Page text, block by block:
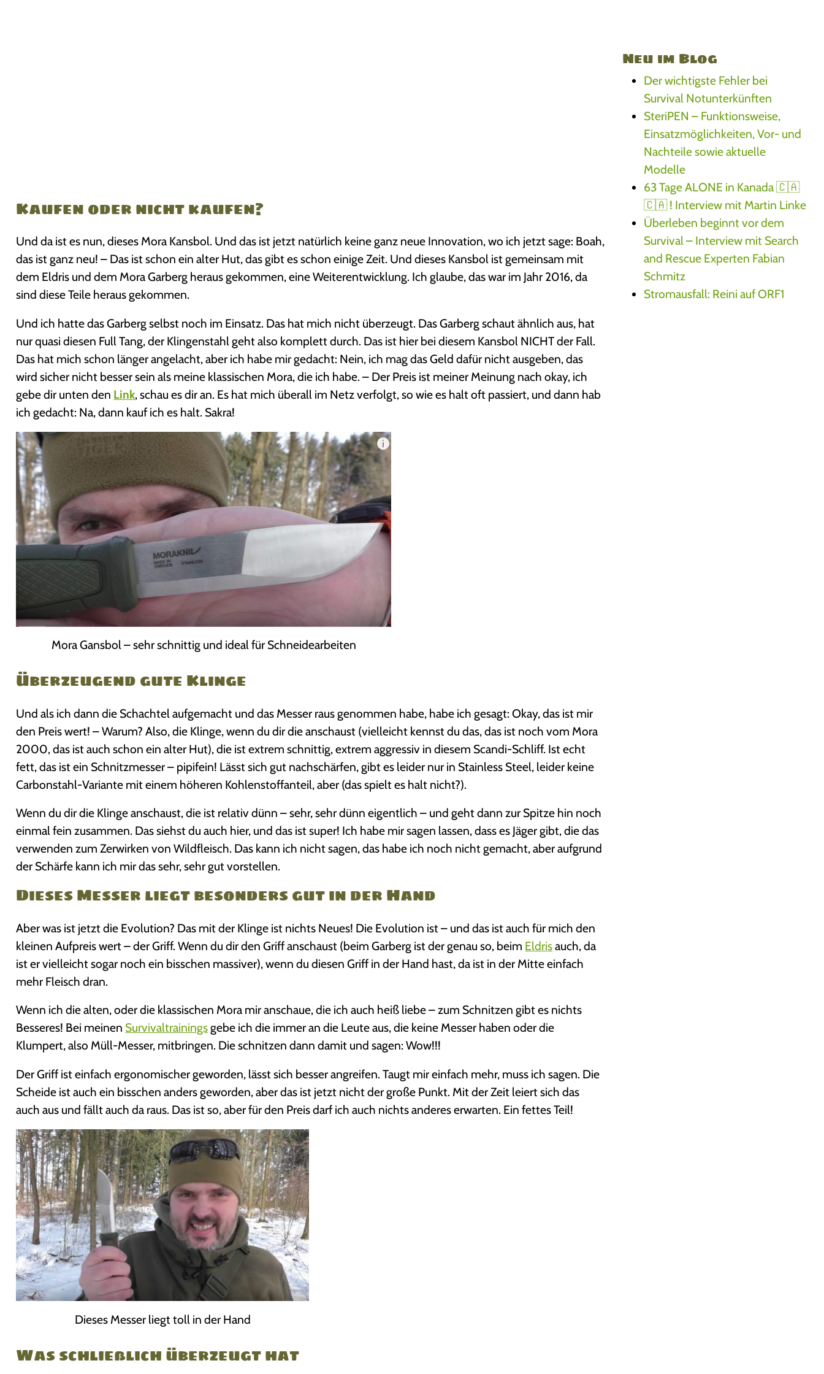
Kaufen oder nicht kaufen?
Und da ist es nun, dieses Mora Kansbol. Und das ist jetzt natürlich keine ganz neue Innovation, wo ich jetzt sage: Boah,
das ist ganz neu! – Das ist schon ein alter Hut, das gibt es schon einige Zeit. Und dieses Kansbol ist gemeinsam mit
dem Eldris und dem Mora Garberg heraus gekommen, eine Weiterentwicklung. Ich glaube, das war im Jahr 2016, da
sind diese Teile heraus gekommen.
Und ich hatte das Garberg selbst noch im Einsatz. Das hat mich nicht überzeugt. Das Garberg schaut ähnlich aus, hat
nur quasi diesen Full Tang, der Klingenstahl geht also komplett durch. Das ist hier bei diesem Kansbol NICHT der Fall.
Das hat mich schon länger angelacht, aber ich habe mir gedacht: Nein, ich mag das Geld dafür nicht ausgeben, das
wird sicher nicht besser sein als meine klassischen Mora, die ich habe. – Der Preis ist meiner Meinung nach okay, ich
gebe dir unten den Link, schau es dir an. Es hat mich überall im Netz verfolgt, so wie es halt oft passiert, und dann hab
ich gedacht: Na, dann kauf ich es halt. Sakra!
Mora Gansbol – sehr schnittig und ideal für Schneidearbeiten
Überzeugend gute Klinge
Und als ich dann die Schachtel aufgemacht und das Messer raus genommen habe, habe ich gesagt: Okay, das ist mir
den Preis wert! – Warum? Also, die Klinge, wenn du dir die anschaust (vielleicht kennst du das, das ist noch vom Mora
2000, das ist auch schon ein alter Hut), die ist extrem schnittig, extrem aggressiv in diesem Scandi-Schliff. Ist echt
fett, das ist ein Schnitzmesser – pipifein! Lässt sich gut nachschärfen, gibt es leider nur in Stainless Steel, leider keine
Carbonstahl-Variante mit einem höheren Kohlenstoffanteil, aber (das spielt es halt nicht?).
Wenn du dir die Klinge anschaust, die ist relativ dünn – sehr, sehr dünn eigentlich – und geht dann zur Spitze hin noch
einmal fein zusammen. Das siehst du auch hier, und das ist super! Ich habe mir sagen lassen, dass es Jäger gibt, die das
verwenden zum Zerwirken von Wildfleisch. Das kann ich nicht sagen, das habe ich noch nicht gemacht, aber aufgrund
der Schärfe kann ich mir das sehr, sehr gut vorstellen.
Dieses Messer liegt besonders gut in der Hand
Aber was ist jetzt die Evolution? Das mit der Klinge ist nichts Neues! Die Evolution ist – und das ist auch für mich den
kleinen Aufpreis wert – der Griff. Wenn du dir den Griff anschaust (beim Garberg ist der genau so, beim Eldrisauch, da
ist er vielleicht sogar noch ein bisschen massiver), wenn du diesen Griff in der Hand hast, da ist in der Mitte einfach
mehr Fleisch dran.
Wenn ich die alten, oder die klassischen Mora mir anschaue, die ich auch heiß liebe – zum Schnitzen gibt es nichts
Besseres! Bei meinen Survivaltrainingsgebe ich die immer an die Leute aus, die keine Messer haben oder die
Klumpert, also Müll-Messer, mitbringen. Die schnitzen dann damit und sagen: Wow!!!
Der Griff ist einfach ergonomischer geworden, lässt sich besser angreifen. Taugt mir einfach mehr, muss ich sagen. Die
Scheide ist auch ein bisschen anders geworden, aber das ist jetzt nicht der große Punkt. Mit der Zeit leiert sich das
auch aus und fällt auch da raus. Das ist so, aber für den Preis darf ich auch nichts anderes erwarten. Ein fettes Teil!
Dieses Messer liegt toll in der Hand
Was schließlich überzeugt hat
Neu im Blog
Der wichtigste Fehler bei
Survival Notunterkünften
SteriPEN – Funktionsweise,
Einsatzmöglichkeiten, Vor- und
Nachteile sowie aktuelle
Modelle
63 Tage ALONE in Kanada 🇨🇦
🇨🇦 ! Interview mit Martin Linke
Überleben beginnt vor dem
Survival – Interview mit Search
and Rescue Experten Fabian
Schmitz
Stromausfall: Reini auf ORF1